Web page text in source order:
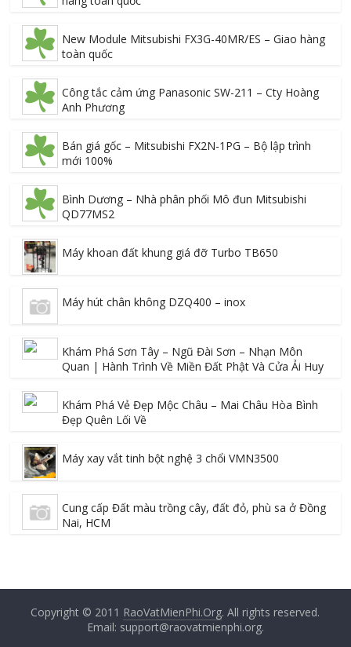
New Module Mitsubishi FX3G-40MR/ES – Giao hàng
toàn quốc
Công tắc cảm ứng Panasonic SW-211 – Cty Hoàng
Anh Phương
Bán giá gốc – Mitsubishi FX2N-1PG – Bộ lập trình
mới 100%
Bình Dương – Nhà phân phối Mô đun Mitsubishi
QD77MS2
Máy khoan đất khung giá đỡ Turbo TB650
Máy hút chân không DZQ400 – inox
Khám Phá Sơn Tây – Ngũ Đài Sơn – Nhạn Môn
Quan | Hành Trình Về Miền Đất Phật Và Cửa Ải Huy
Khám Phá Vẻ Đẹp Mộc Châu – Mai Châu Hòa Bình
Đẹp Quên Lối Về
Máy xay vắt tinh bột nghệ 3 chổi VMN3500
Cung cấp Đất màu trồng cây, đất đỏ, phù sa ở Đồng
Nai, HCM
Copyright © 2011 RaoVatMienPhi.Org. All rights reserved.
Email: support@raovatmienphi.org.